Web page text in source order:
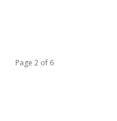
Page 2 of 6